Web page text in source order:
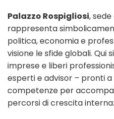
Palazzo Rospigliosi,
rappresenta
politica, economia e
visione le sfide globali. Qui
imprese e liberi
esperti e advisor – pronti
competenze per
percorsi di crescita